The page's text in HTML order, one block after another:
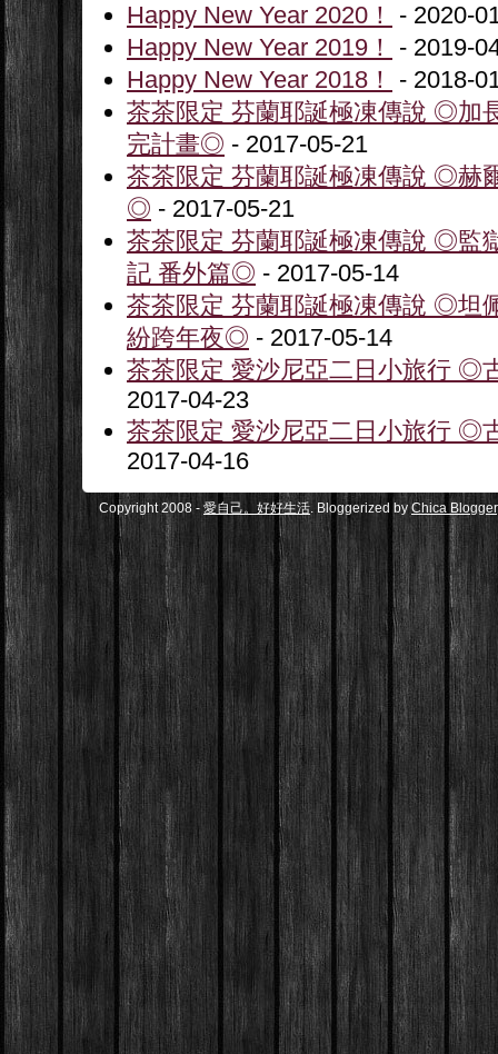
Happy New Year 2020！
- 2020-
Happy New Year 2019！
- 2019-
Happy New Year 2018！
- 2018-
茶茶限定 芬蘭耶誕極凍傳說 ◎加
完計畫◎ - 2017-05-21
茶茶限定 芬蘭耶誕極凍傳說 ◎赫
◎ - 2017-05-21
茶茶限定 芬蘭耶誕極凍傳說 ◎監
記 番外篇◎ - 2017-05-14
茶茶限定 芬蘭耶誕極凍傳說 ◎坦
紛跨年夜◎ - 2017-05-14
茶茶限定 愛沙尼亞二日小旅行 ◎
2017-04-23
茶茶限定 愛沙尼亞二日小旅行 ◎
2017-04-16
Copyright 2008 - 愛自己。好好生活 . Bloggerized by Chica Blogger